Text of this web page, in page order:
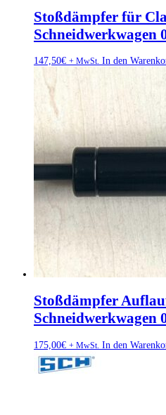
Stoßdämpfer für
Schneidwerkwagen
147,50€ + MwSt. In den
Stoßdämpfer
Schneidwerkwagen
175,00€ + MwSt. In den